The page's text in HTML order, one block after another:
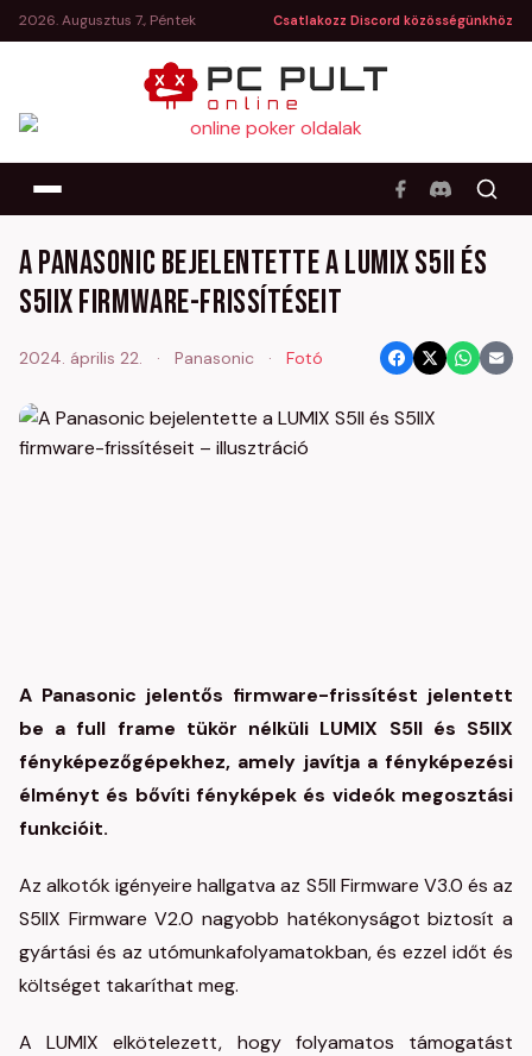
2026. Augusztus 7., Péntek Csatlakozz Discord közösségünkhöz
A Panasonic bejelentette a LUMIX S5II és
S5IIX firmware-frissítéseit
2024. április 22. · Panasonic · Fotó
A Panasonic jelentős firmware-frissítést jelentett
be a full frame tükör nélküli LUMIX S5II és S5IIX
fényképezőgépekhez, amely javítja a fényképezési
élményt és bővíti fényképek és videók megosztási
funkcióit.
Az alkotók igényeire hallgatva az S5II Firmware V3.0 és az
S5IIX Firmware V2.0 nagyobb hatékonyságot biztosít a
gyártási és az utómunkafolyamatokban, és ezzel időt és
költséget takaríthat meg.
A LUMIX elkötelezett, hogy folyamatos támogatást